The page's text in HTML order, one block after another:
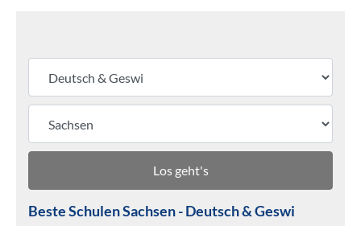
Los geht's
Beste Schulen Sachsen - Deutsch & Geswi